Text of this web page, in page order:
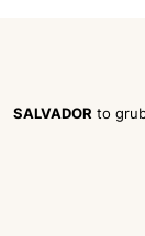
SALVADOR to